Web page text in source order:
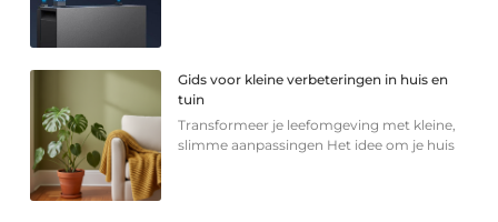
Gids voor kleine verbeteringen in huis en
tuin
Transformeer je leefomgeving met kleine,
slimme aanpassingen Het idee om je huis